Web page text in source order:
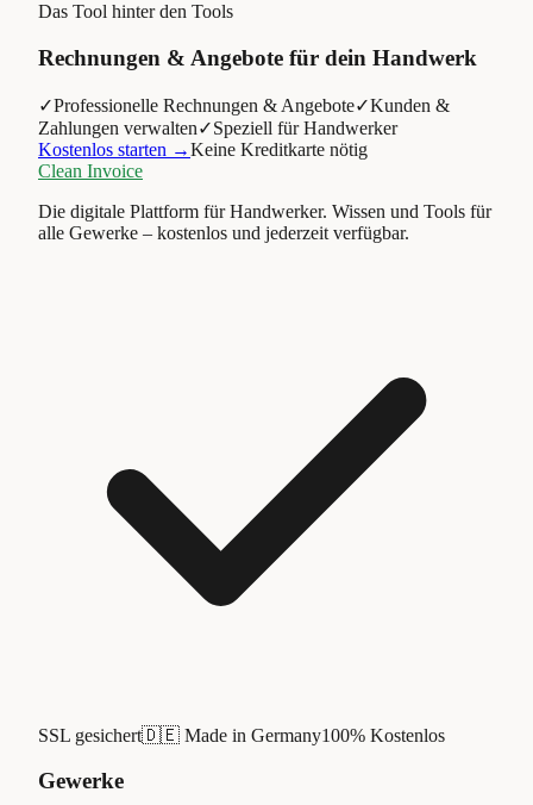
Das Tool hinter den Tools
Rechnungen & Angebote für dein Handwerk
✓Professionelle Rechnungen & Angebote✓Kunden &
Zahlungen verwalten✓Speziell für Handwerker
Kostenlos starten →Keine Kreditkarte nötig
Clean Invoice
Die digitale Plattform für Handwerker. Wissen und Tools für
alle Gewerke – kostenlos und jederzeit verfügbar.
SSL gesichert🇩🇪 Made in Germany100% Kostenlos
Gewerke